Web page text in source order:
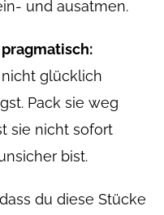
und ausatmen.
glücklich
Pack sie weg
sie nicht sofort
bist.
du diese Stücke